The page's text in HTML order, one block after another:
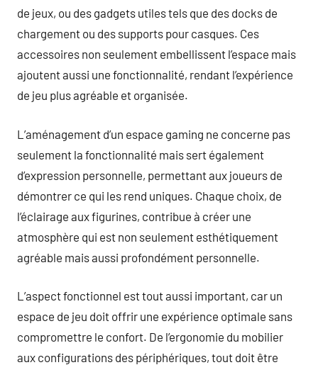
de jeux, ou des gadgets utiles tels que des docks de
chargement ou des supports pour casques. Ces
accessoires non seulement embellissent l’espace mais
ajoutent aussi une fonctionnalité, rendant l’expérience
de jeu plus agréable et organisée.
L’aménagement d’un espace gaming ne concerne pas
seulement la fonctionnalité mais sert également
d’expression personnelle, permettant aux joueurs de
démontrer ce qui les rend uniques. Chaque choix, de
l’éclairage aux figurines, contribue à créer une
atmosphère qui est non seulement esthétiquement
agréable mais aussi profondément personnelle.
L’aspect fonctionnel est tout aussi important, car un
espace de jeu doit offrir une expérience optimale sans
compromettre le confort. De l’ergonomie du mobilier
aux configurations des périphériques, tout doit être